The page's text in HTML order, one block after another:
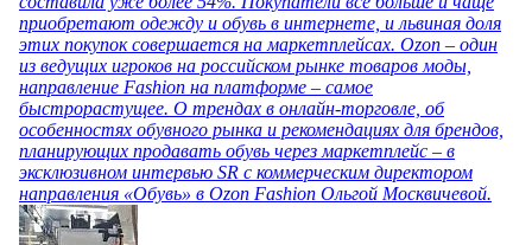
приобретают одежду и обувь в интернете, и львиная доля
этих покупок совершается на маркетплейсах. Ozon – один
из ведущих игроков на российском рынке товаров моды,
направление Fashion на платформе – самое
быстрорастущее. О трендах в онлайн-торговле, об
особенностях обувного рынка и рекомендациях для брендов,
планирующих продавать обувь через маркетплейс – в
эксклюзивном интервью SR с коммерческим директором
направления «Обувь» в Ozon Fashion Ольгой Москвичевой.